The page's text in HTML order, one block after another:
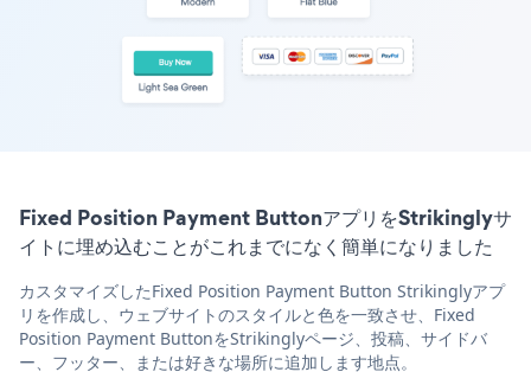
Fixed Position Payment ButtonアプリをStrikinglyサ
イトに埋め込むことがこれまでになく簡単になりました
カスタマイズしたFixed Position Payment Button Strikinglyアプ
リを作成し、ウェブサイトのスタイルと色を一致させ、Fixed
Position Payment ButtonをStrikinglyページ、投稿、サイドバ
ー、フッター、または好きな場所に追加します地点。